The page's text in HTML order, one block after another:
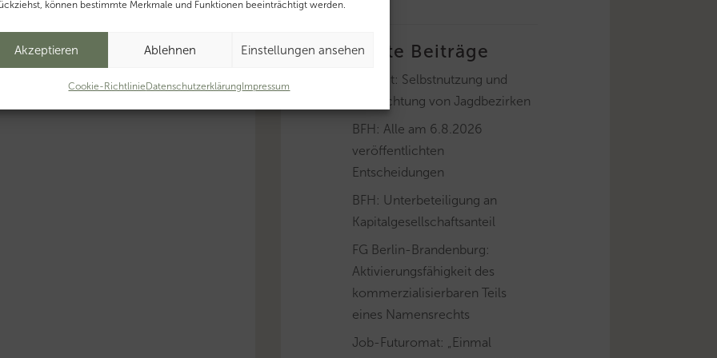
können bestimmte Merkmale und Funktionen beeinträchtigt werden.
Akzeptieren Ablehnen Einstellungen ansehen
Cookie-Richtlinie Datenschutzerklärung Impressum
letzte Beiträge
BayLfSt: Selbstnutzung und
Verpachtung von Jagdbezirken
BFH: Alle am 6.8.2026
veröffentlichten
Entscheidungen
BFH: Unterbeteiligung an
Kapitalgesellschaftsanteil
FG Berlin-Brandenburg:
Aktivierungsfähigkeit des
kommerzialisierbaren Teils
eines Namensrechts
Job-Futuromat: „Einmal